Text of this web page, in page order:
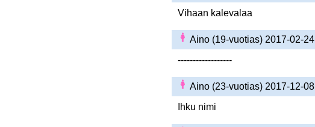
Vihaan kalevalaa
Aino (19-vuotias) 2017-02-24
------------------
Aino (23-vuotias) 2017-12-08
Ihku nimi